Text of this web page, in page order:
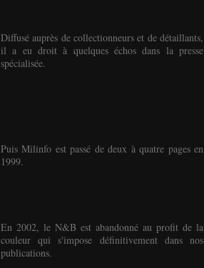
Diffusé auprès de collectionneurs et de détaillants,
il a eu droit à quelques échos dans la presse
spécialisée.
Puis Milinfo est passé de deux à quatre pages en
1999.
En 2002, le N&B est abandonné au profit de la
couleur qui s'impose définitivement dans nos
publications.